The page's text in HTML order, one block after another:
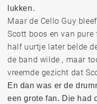
lukken.
Maar de Cello Guy
Scott boos en van pure
half uurtje later belde
de band wilde , maar
vreemde gezicht dat
En dan was er de
een grote fan. Die had